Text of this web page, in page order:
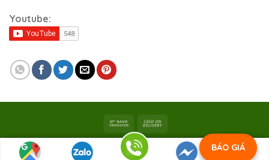
Youtube:
BÁO GIÁ
Bản quyền 2026 © Viet Xanh Industry |Công ty TNHH SX
Việt Xanh